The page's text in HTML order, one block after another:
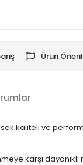
Ürün
kaliteli ve
karşı